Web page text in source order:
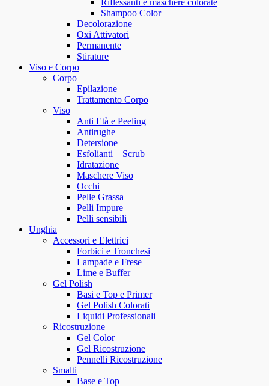
Riflessanti e maschere colorate
Shampoo Color
Decolorazione
Oxi Attivatori
Permanente
Stirature
Viso e Corpo
Corpo
Epilazione
Trattamento Corpo
Viso
Anti Età e Peeling
Antirughe
Detersione
Esfolianti – Scrub
Idratazione
Maschere Viso
Occhi
Pelle Grassa
Pelli Impure
Pelli sensibili
Unghia
Accessori e Elettrici
Forbici e Tronchesi
Lampade e Frese
Lime e Buffer
Gel Polish
Basi e Top e Primer
Gel Polish Colorati
Liquidi Professionali
Ricostruzione
Gel Color
Gel Ricostruzione
Pennelli Ricostruzione
Smalti
Base e Top